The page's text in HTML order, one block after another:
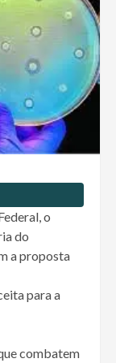
o
do
a proposta
para a
combatem